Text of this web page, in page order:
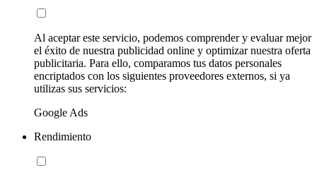
Al aceptar este servicio, podemos comprender y evaluar mejor
el éxito de nuestra publicidad online y optimizar nuestra oferta
publicitaria. Para ello, comparamos tus datos personales
encriptados con los siguientes proveedores externos, si ya
utilizas sus servicios:
Google Ads
Rendimiento